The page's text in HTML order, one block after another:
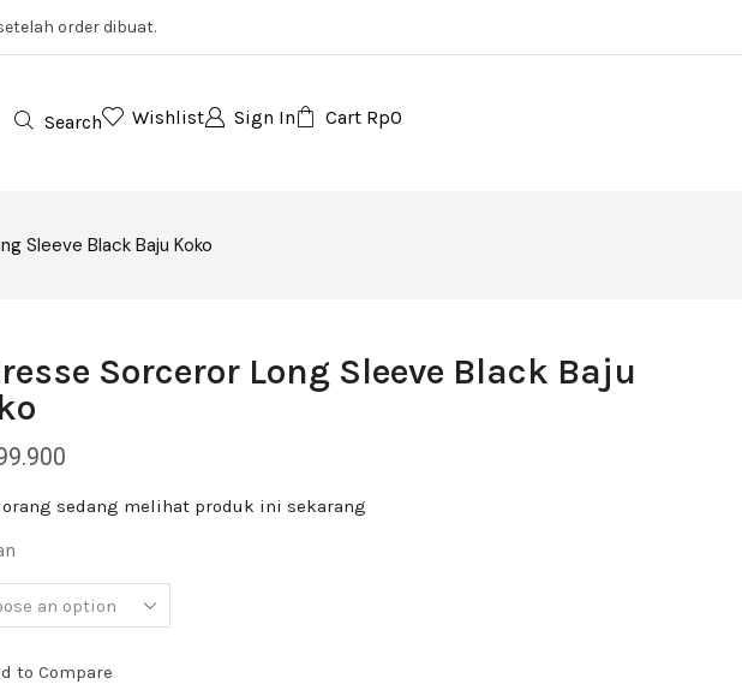
order dibuat.
Search Wishlist Sign In Cart Rp0
Sleeve Black Baju Koko
Sorceror Long Sleeve Black Baju
orang sedang melihat produk ini sekarang
to Compare